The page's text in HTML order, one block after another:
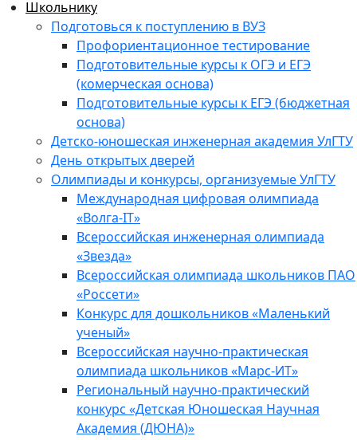
Школьнику
Подготовься к поступлению в ВУЗ
Профориентационное тестирование
Подготовительные курсы к ОГЭ и ЕГЭ
(комерческая основа)
Подготовительные курсы к ЕГЭ (бюджетная
основа)
Детско-юношеская инженерная академия УлГТУ
День открытых дверей
Олимпиады и конкурсы, организуемые УлГТУ
Международная цифровая олимпиада
«Волга-IT»
Всероссийская инженерная олимпиада
«Звезда»
Всероссийская олимпиада школьников ПАО
«Россети»
Конкурс для дошкольников «Маленький
ученый»
Всероссийская научно-практическая
олимпиада школьников «Марс-ИТ»
Региональный научно-практический
конкурс «Детская Юношеская Научная
Академия (ДЮНА)»